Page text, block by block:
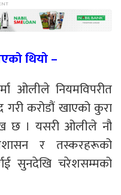
थियो –
ओलीले नियमविपरीत
गरी करोडौं खाएको कुरा
छ । यसरी ओलीले नौ
र तस्करहरूको
सुनदेखि चरेशसम्मको